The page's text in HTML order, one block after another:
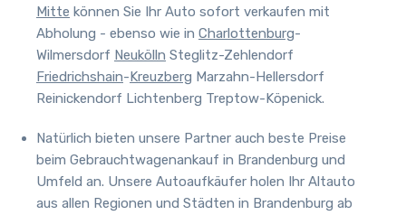
Mitte können Sie Ihr Auto sofort verkaufen mit
Abholung - ebenso wie in Charlottenburg-
Wilmersdorf Neukölln Steglitz-Zehlendorf
Friedrichshain-Kreuzberg Marzahn-Hellersdorf
Reinickendorf Lichtenberg Treptow-Köpenick.
Natürlich bieten unsere Partner auch beste Preise
beim Gebrauchtwagenankauf in Brandenburg und
Umfeld an. Unsere Autoaufkäufer holen Ihr Altauto
aus allen Regionen und Städten in Brandenburg ab